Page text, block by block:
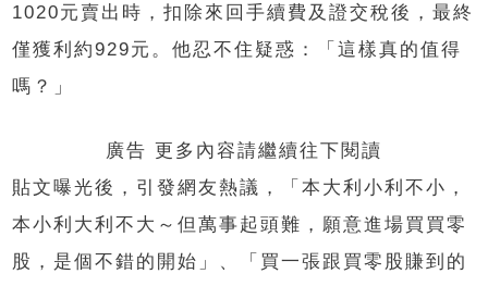
1020元賣出時，扣除來回手續費及證交稅後，最終
僅獲利約929元。他忍不住疑惑：「這樣真的值得
嗎？」
廣告 更多內容請繼續往下閱讀
貼文曝光後，引發網友熱議，「本大利小利不小，
本小利大利不大～但萬事起頭難，願意進場買買零
股，是個不錯的開始」、「買一張跟買零股賺到的